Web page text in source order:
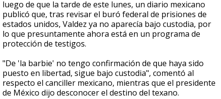
luego de que la tarde de este lunes, un diario mexicano
publicó que, tras revisar el buró federal de prisiones de
estados unidos, Valdez ya no aparecía bajo custodia, por
lo que presuntamente ahora está en un programa de
protección de testigos.
"De 'la barbie' no tengo confirmación de que haya sido
puesto en libertad, sigue bajo custodia", comentó al
respecto el canciller mexicano, mientras que el presidente
de México dijo desconocer el destino del texano.